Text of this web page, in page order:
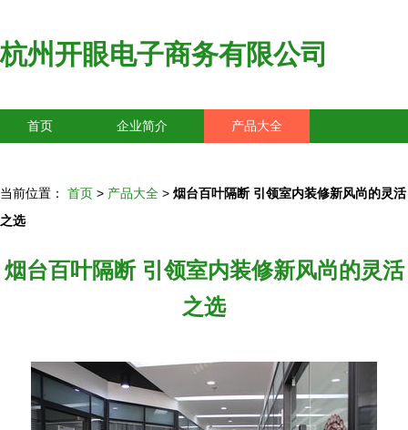
杭州开眼电子商务有限公司
首页 企业简介 产品大全
当前位置： 首页 > 产品大全 > 烟台百叶隔断 引领室内装修新风尚的灵活
之选
烟台百叶隔断 引领室内装修新风尚的灵活
之选